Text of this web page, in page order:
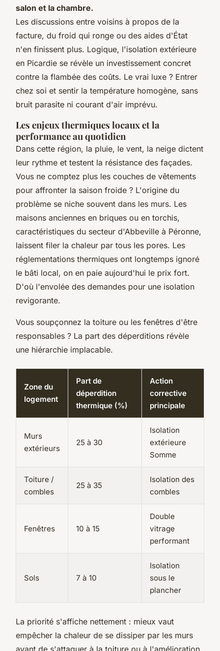
salon et la chambre.
Les discussions entre voisins à propos de la
facture, du froid qui ronge ou des aides d'État
n'en finissent plus. Logique, l'isolation extérieure
en Picardie se révèle un investissement concret
contre la flambée des coûts. Le vrai luxe ? Entrer
chez soi et sentir la température homogène, sans
bruit parasite ni courant d'air imprévu.
Les enjeux thermiques locaux et la
performance au quotidien
Dans cette région, la pluie, le vent, la neige dictent
leur rythme et testent la résistance des façades.
Vous ne comptez plus les couches de vêtements
pour affronter la saison froide ? L'origine du
problème se niche souvent dans les murs. Les
maisons anciennes en briques ou en torchis,
caractéristiques du secteur d'Abbeville à Péronne,
laissent filer la chaleur par tous les pores. Les
réglementations thermiques ont longtemps ignoré
le bâti local, on en paie aujourd'hui le prix fort.
D'où l'envolée des demandes pour une isolation
revigorante.
Vous soupçonnez la toiture ou les fenêtres d'être
responsables ? La part des déperditions révèle
une hiérarchie implacable.
Zone du
logement
Part de
déperdition
thermique (%)
Action
corrective
principale
Murs
extérieurs
25 à 30
Isolation
extérieure
Somme
Toiture /
combles
25 à 35
Isolation des
combles
Fenêtres 10 à 15
Double
vitrage
performant
Sols 7 à 10
Isolation
sous le
plancher
La priorité s'affiche nettement : mieux vaut
empêcher la chaleur de se dissiper par les murs
avant de s'attaquer à la toiture ou à l'amélioration